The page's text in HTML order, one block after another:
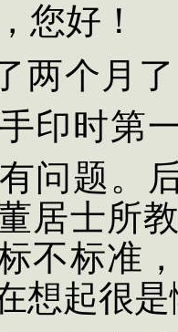
您好！
两个月
印时第
问题。
居士所
不标准
想起很